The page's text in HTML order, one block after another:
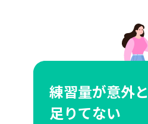
練習量が意外と
足りてない